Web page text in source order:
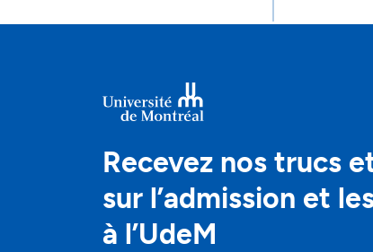
Recevez nos trucs
sur l’admission et
à l’UdeM